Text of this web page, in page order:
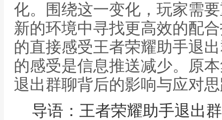
化。围绕这一变化，玩家需
新的环境中寻找更高效的配
的直接感受王者荣耀助手退
的感受是信息推送减少。原
退出群聊背后的影响与应对
导语：王者荣耀助手退出